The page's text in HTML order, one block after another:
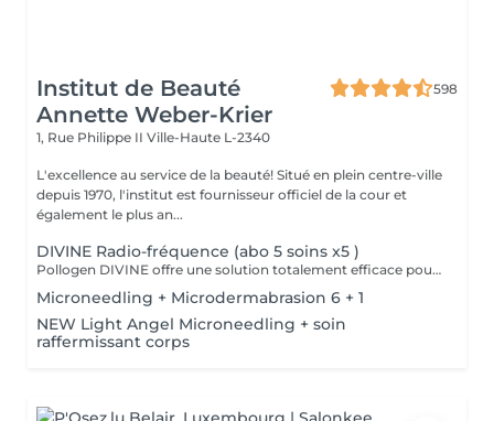
Institut de Beauté
Annette Weber-Krier
598
1, Rue Philippe II Ville-Haute L-2340
L'excellence au service de la beauté! Situé en plein centre-ville
depuis 1970, l'institut est fournisseur officiel de la cour et
également le plus an...
DIVINE Radio-fréquence (abo 5 soins x5 )
Pollogen DIVINE offre une solution totalement efficace pour les traitements anti-âge , mais aussi pour les zones plus difficiles à traiter comme le cou, le contour des lèvres et des yeux. C'est une combinaison unique de 3 technologies médico-esthétiques (VoluDerm microneedling RF + TriFractional + Ultrason) qui permet le renouvellement du derme et de l'épiderme. Le résultat est significatif et clairement visible, la peau est d'apparence jeune. Le Pollogen DIVINE offre plus de volume, réduction des cicatrices, raffermissement de la peau et ceci sans douleur, sans hématome, sans saignement et sans temps de revalidation.
Microneedling + Microdermabrasion 6 + 1
NEW Light Angel Microneedling + soin
raffermissant corps